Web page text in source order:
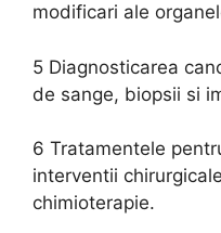
modificari ale
5 Diagnosticarea
de sange, biopsii si
6 Tratamentele
interventii
chimioterapie.